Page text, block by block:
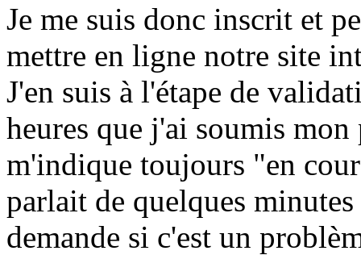
Je me suis donc inscrit et
mettre en ligne notre site
J'en suis à l'étape de
heures que j'ai soumis
m'indique toujours "en
parlait de quelques
demande si c'est un